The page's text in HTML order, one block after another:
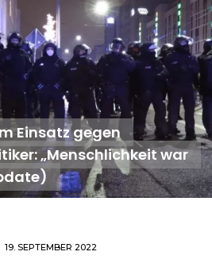
Einsatz gegen
„Menschlichkeit war
19. SEPTEMBER 2022